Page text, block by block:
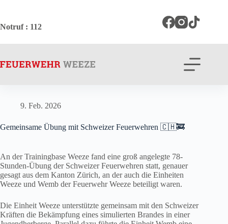
springen
Notruf: 112
9. Feb. 2026
Gemeinsame Übung mit Schweizer Feuerwehren 🇨🇭🚒
An der Trainingbase Weeze fand eine groß angelegte 78-
Stunden-Übung der Schweizer Feuerwehren statt, genauer
gesagt aus dem Kanton Zürich, an der auch die Einheiten
Weeze und Wemb der Feuerwehr Weeze beteiligt waren.
Die Einheit Weeze unterstützte gemeinsam mit den Schweizer
Kräften die Bekämpfung eines simulierten Brandes in einer